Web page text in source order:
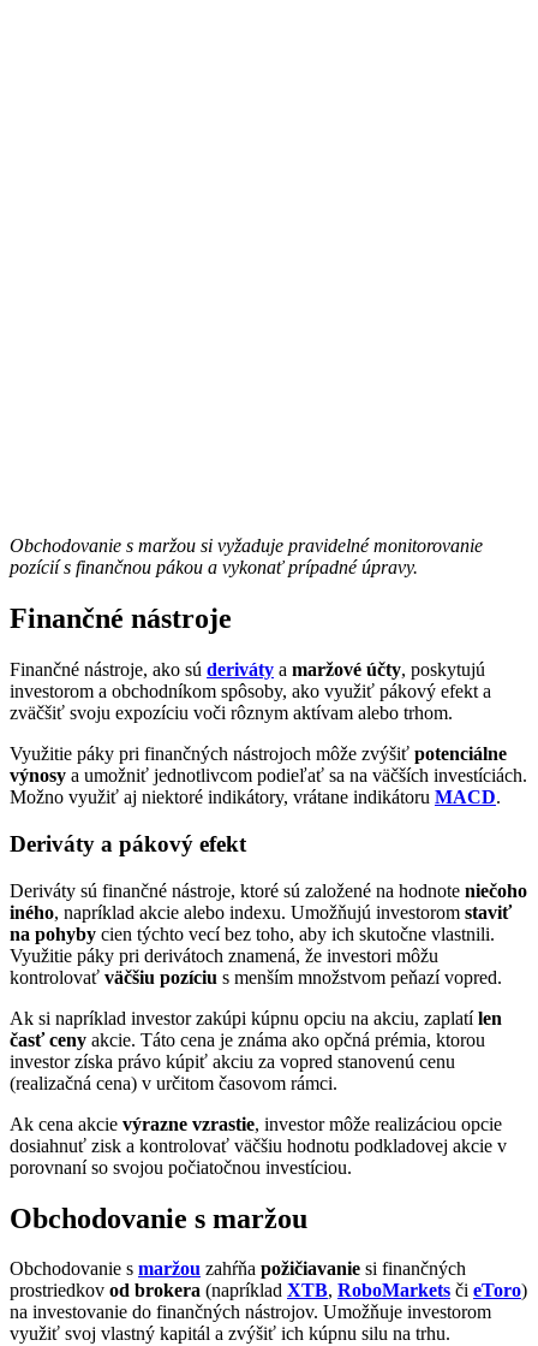
Obchodovanie s maržou si vyžaduje pravidelné monitorovanie
pozícií s finančnou pákou a vykonať prípadné úpravy.
Finančné nástroje
Finančné nástroje, ako sú deriváty a maržové účty, poskytujú
investorom a obchodníkom spôsoby, ako využiť pákový efekt a
zväčšiť svoju expozíciu voči rôznym aktívam alebo trhom.
Využitie páky pri finančných nástrojoch môže zvýšiť potenciálne
výnosy a umožniť jednotlivcom podieľať sa na väčších investíciách.
Možno využiť aj niektoré indikátory, vrátane indikátoru MACD.
Deriváty a pákový efekt
Deriváty sú finančné nástroje, ktoré sú založené na hodnote niečoho
iného, napríklad akcie alebo indexu. Umožňujú investorom staviť
na pohyby cien týchto vecí bez toho, aby ich skutočne vlastnili.
Využitie páky pri derivátoch znamená, že investori môžu
kontrolovať väčšiu pozíciu s menším množstvom peňazí vopred.
Ak si napríklad investor zakúpi kúpnu opciu na akciu, zaplatílen
časť ceny akcie. Táto cena je známa ako opčná prémia, ktorou
investor získa právo kúpiť akciu za vopred stanovenú cenu
(realizačná cena) v určitom časovom rámci.
Ak cena akcie výrazne vzrastie, investor môže realizáciou opcie
dosiahnuť zisk a kontrolovať väčšiu hodnotu podkladovej akcie v
porovnaní so svojou počiatočnou investíciou.
Obchodovanie s maržou
Obchodovanie s maržou zahŕňa požičiavanie si finančných
prostriedkov od brokera (napríklad XTB, RoboMarkets či eToro)
na investovanie do finančných nástrojov. Umožňuje investorom
využiť svoj vlastný kapitál a zvýšiť ich kúpnu silu na trhu.